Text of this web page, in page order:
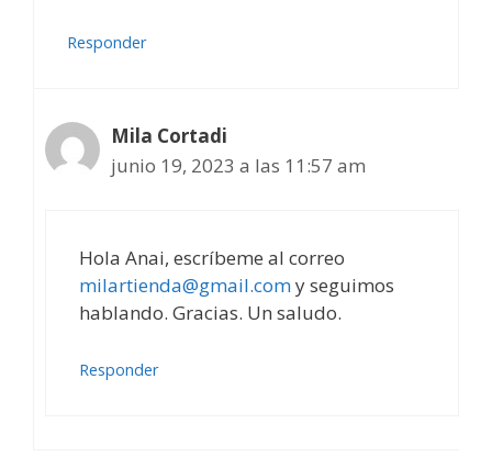
Responder
Mila Cortadi
junio 19, 2023 a las 11:57 am
Hola Anai, escríbeme al correo
milartienda@gmail.comy seguimos
hablando. Gracias. Un saludo.
Responder